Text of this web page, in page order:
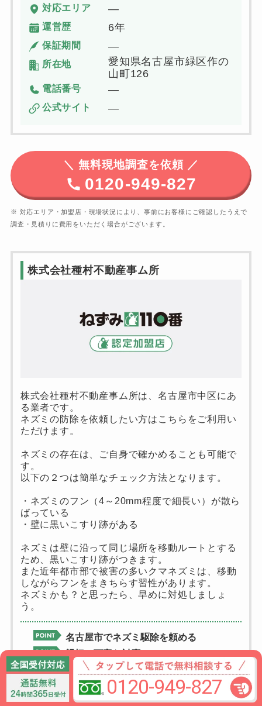
対応エリア ―
運営歴 6年
保証期間 ―
所在地
愛知県名古屋市緑区作の
山町126
電話番号 ―
公式サイト ―
＼ 無料現地調査を依頼 ／
0120-949-827
※ 対応エリア・加盟店・現場状況により、事前にお客様にご確認したうえで
調査・見積りに費用をいただく場合がございます。
株式会社種村不動産事ム所
株式会社種村不動産事ム所は、名古屋市中区にあ
る業者です。
ネズミの防除を依頼したい方はこちらをご利用い
ただけます。
ネズミの存在は、ご自身で確かめることも可能で
す。
以下の２つは簡単なチェック方法となります。
・ネズミのフン（4～20mm程度で細長い）が散ら
ばっている
・壁に黒いこすり跡がある
ネズミは壁に沿って同じ場所を移動ルートとする
ため、黒いこすり跡がつきます。
また近年都市部で被害の多いクマネズミは、移動
しながらフンをまきちらす習性があります。
ネズミかも？と思ったら、早めに対処しましょ
う。
名古屋市でネズミ駆除を頼める
親切・丁寧な対応
経験豊富なスタッフが施工
0120-949-827